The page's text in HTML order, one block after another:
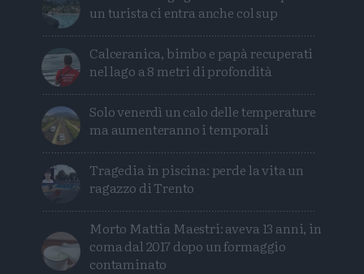
un turista ci entra anche col sup
Calceranica, bimbo e papà recuperati
nel lago a 8 metri di profondità
Solo venerdì un calo delle temperature
ma aumenteranno i temporali
Tragedia in piscina: perde la vita un
ragazzo di Trento
Morto Mattia Maestri: aveva 13 anni, in
coma dal 2017 dopo un formaggio
contaminato